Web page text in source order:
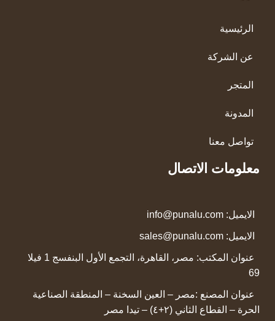
الرئيسية
عن الشركة
المتجر
المدونة
تواصل معنا
معلومات الاتصال
الايميل: info@punalu.com
الايميل: sales@punalu.com
عنوان المكتب:
مصر، القاهرة، التجمع الأول البنفسج 1 فيلا
69
عنوان المصنع :مصر – العين السخنة – المنطقة الصناعية
الحرة – القطاع الثاني (٢+٤) – تيدا مصر